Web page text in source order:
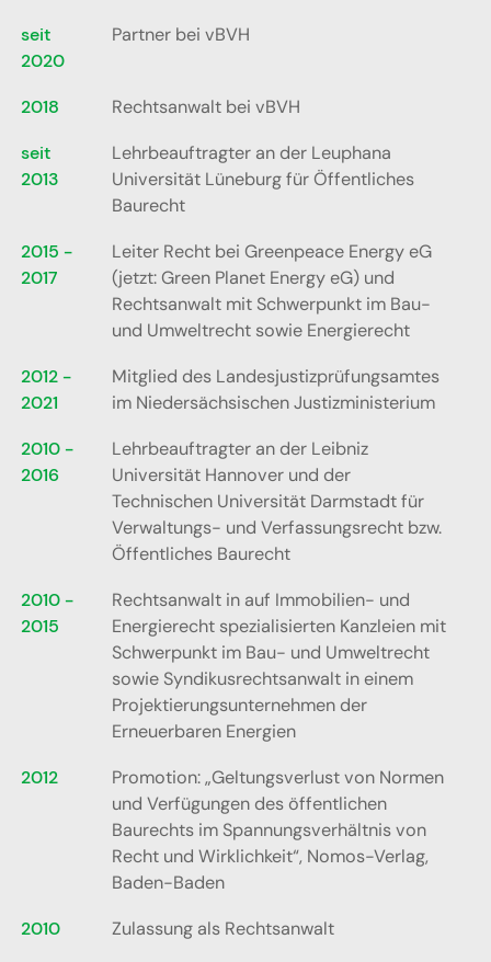
seit
2020
Partner bei vBVH
2018
Rechtsanwalt bei vBVH
seit
2013
Lehrbeauftragter an der Leuphana
Universität Lüneburg für Öffentliches
Baurecht
2015 -
2017
Leiter Recht bei Greenpeace Energy eG
(jetzt: Green Planet Energy eG) und
Rechtsanwalt mit Schwerpunkt im Bau-
und Umweltrecht sowie Energierecht
2012 -
2021
Mitglied des Landesjustizprüfungsamtes
im Niedersächsischen Justizministerium
2010 -
2016
Lehrbeauftragter an der Leibniz
Universität Hannover und der
Technischen Universität Darmstadt für
Verwaltungs- und Verfassungsrecht bzw.
Öffentliches Baurecht
2010 -
2015
Rechtsanwalt in auf Immobilien- und
Energierecht spezialisierten Kanzleien mit
Schwerpunkt im Bau- und Umweltrecht
sowie Syndikusrechtsanwalt in einem
Projektierungsunternehmen der
Erneuerbaren Energien
2012
Promotion: „Geltungsverlust von Normen
und Verfügungen des öffentlichen
Baurechts im Spannungsverhältnis von
Recht und Wirklichkeit“, Nomos-Verlag,
Baden-Baden
2010
Zulassung als Rechtsanwalt